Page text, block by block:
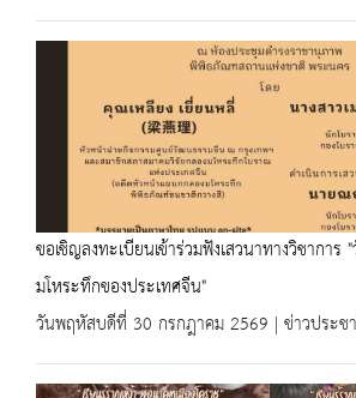
ขอเชิญลงทะเบียนเข้าร่วมฟังเสวนาทางวิชาการ
มโหระทึกของประเทศจีน"
วันพฤหัสบดีที่ 30 กรกฎาคม 2569 | ข่าวประช